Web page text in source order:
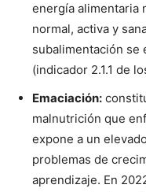
energía alimentaria
normal, activa y
subalimentación se
(indicador 2.1.1 de
Emaciación:
malnutrición que
expone a un
problemas de
aprendizaje. En